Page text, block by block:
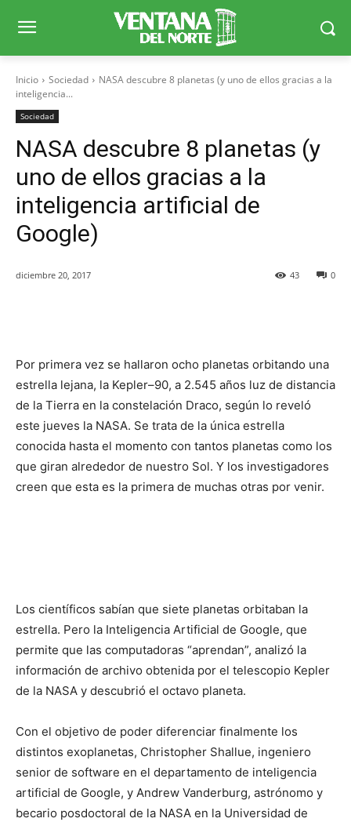
Inicio Sociedad
NASA descubre 8 planetas (y uno de ellos gracias a la
inteligencia...
Sociedad
NASA descubre 8 planetas (y
uno de ellos gracias a la
inteligencia artificial de
Google)
diciembre 20, 2017 0
43
Por primera vez se hallaron ocho planetas orbitando una
estrella lejana, la Kepler–90, a 2.545 años luz de distancia
de la Tierra en la constelación Draco, según lo reveló
este jueves la NASA. Se trata de la única estrella
conocida hasta el momento con tantos planetas como los
que giran alrededor de nuestro Sol. Y los investigadores
creen que esta es la primera de muchas otras por venir.
Los científicos sabían que siete planetas orbitaban la
estrella. Pero la Inteligencia Artificial de Google, que
permite que las computadoras “aprendan”, analizó la
información de archivo obtenida por el telescopio Kepler
de la NASA y descubrió el octavo planeta.
Con el objetivo de poder diferenciar finalmente los
distintos exoplanetas, Christopher Shallue, ingeniero
senior de software en el departamento de inteligencia
artificial de Google, y Andrew Vanderburg, astrónomo y
becario posdoctoral de la NASA en la Universidad de